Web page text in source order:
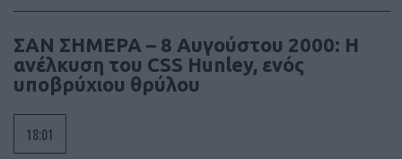
ΣΑΝ ΣΗΜΕΡΑ – 8 Αυγούστου 2000: Η
ανέλκυση του CSS Hunley, ενός
υποβρύχιου θρύλου
18:01